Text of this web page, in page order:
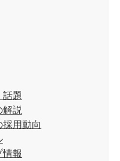
題
説
用動向
報